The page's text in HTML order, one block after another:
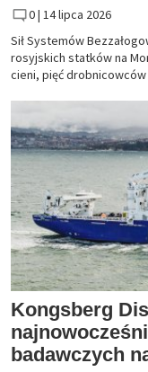
0 | 14 lipca 2026
Sił Systemów
rosyjskich statków na
cieni, pięć
Kongsberg
badawczych